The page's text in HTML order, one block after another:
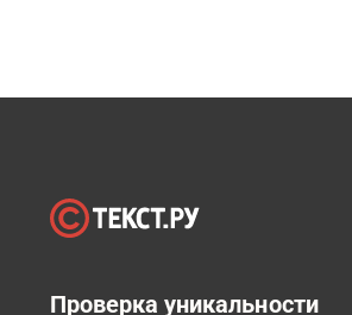
Проверка уникальности